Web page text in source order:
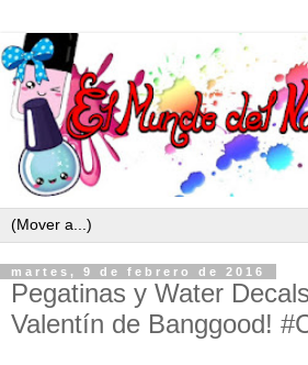
martes, 9 de febrero de 2016
Pegatinas y Water
Valentín de Banggood!